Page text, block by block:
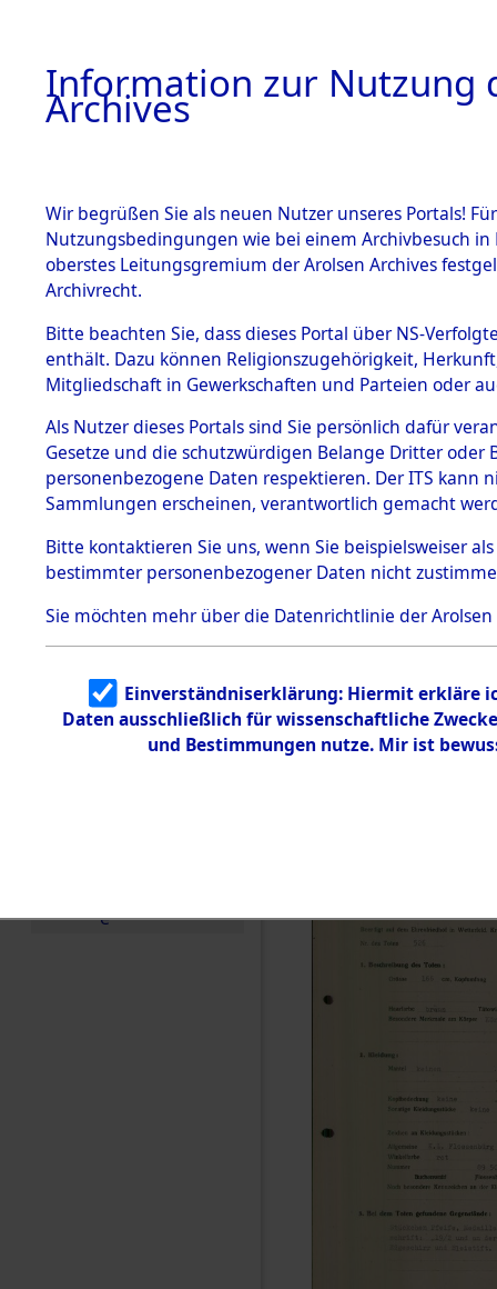
BESTÄNDE
1.
mente
5. Verschiedenes
5.3
Todesmärsche
5.3.1 Alliierte
Erhebungen
zu
Todesmärsch
en
5.3.2
Identifizierun
g
5.3.3
Todesmärsch
e
auf dem
zur
Roding)
Leben
0002
Information zur Nutzung
Archives
Wir begrüßen Sie als neuen Nutzer unseres Portals!
Nutzungsbedingungen wie bei einem Archivbesuch
oberstes Leitungsgremium der Arolsen Archives
Archivrecht.
Bitte beachten Sie, dass dieses Portal über NS-
enthält. Dazu können Religionszugehörigkeit,
Mitgliedschaft in Gewerkschaften und Parteien oder
Als Nutzer dieses Portals sind Sie persönlich dafür
Gesetze und die schutzwürdigen Belange Dritter
personenbezogene Daten respektieren. Der ITS
Sammlungen erscheinen, verantwortlich gemacht
Bitte kontaktieren Sie uns, wenn Sie beispielsweiser
bestimmter personenbezogener Daten nicht
Sie möchten mehr über die Datenrichtlinie der Arolsen
Einverständniserklärung: Hiermit erkläre
Daten ausschließlich für wissenschaftliche
und Bestimmungen nutze. Mir ist